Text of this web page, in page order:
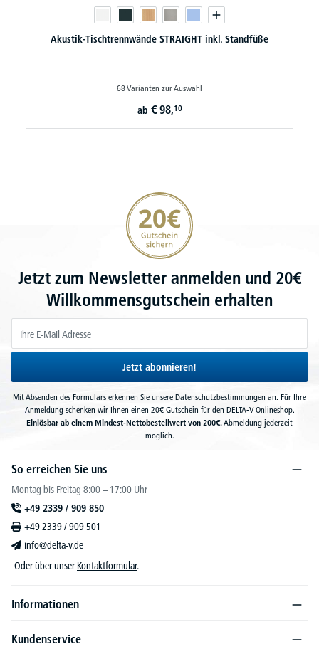
Akustik-Tischtrennwände STRAIGHT inkl. Standfüße
68 Varianten zur Auswahl
ab € 98,10
20€ Gutschein sichern
Jetzt zum Newsletter anmelden und 20€
Willkommensgutschein erhalten
Jetzt abonnieren!
Mit Absenden des Formulars erkennen Sie unsere Datenschutzbestimmungen an. Für Ihre
Anmeldung schenken wir Ihnen einen 20€ Gutschein für den DELTA-V Onlineshop.
Einlösbar ab einem Mindest-Nettobestellwert von 200€.Abmeldung jederzeit
möglich.
So erreichen Sie uns
Montag bis Freitag 8:00 – 17:00 Uhr
+49 2339 / 909 850
+49 2339 / 909 501
info@delta-v.de
Oder über unser Kontaktformular.
Informationen
Kundenservice